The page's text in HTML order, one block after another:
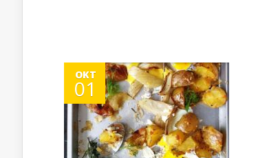
OKT
01